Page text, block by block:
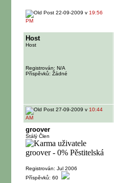
22-09-2009 v 19:56
PM
Host
Host
Registrován: N/A
Příspěvků: Žádné
27-09-2009 v 10:44
AM
groover
Stálý Člen
Registrován: Jul 2006
Příspěvků: 60